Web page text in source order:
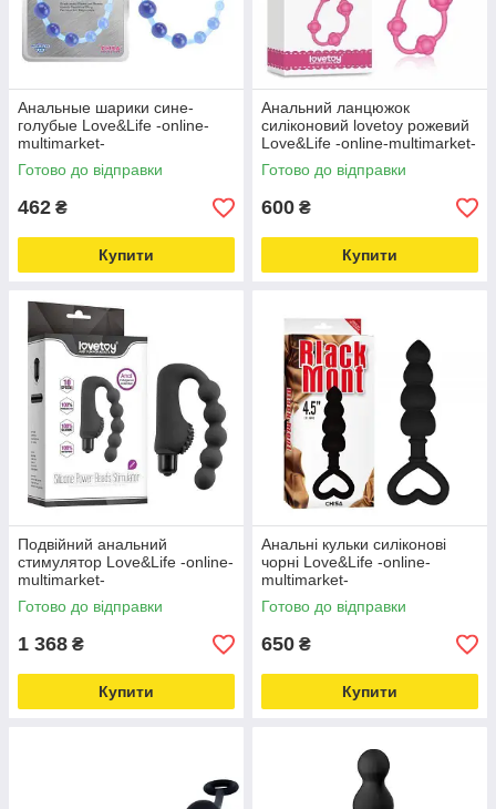
Анальные шарики сине-
голубые Love&Life -online-
multimarket-
Готово до відправки
462 ₴
Купити
Анальний ланцюжок
силіконовий lovetoy рожевий
Love&Life -online-multimarket-
Готово до відправки
600 ₴
Купити
Подвійний анальний
стимулятор Love&Life -online-
multimarket-
Готово до відправки
1 368 ₴
Купити
Анальні кульки силіконові
чорні Love&Life -online-
multimarket-
Готово до відправки
650 ₴
Купити